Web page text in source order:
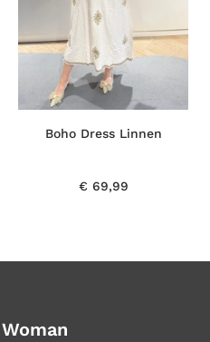
Boho Dress Linnen
€ 69,99